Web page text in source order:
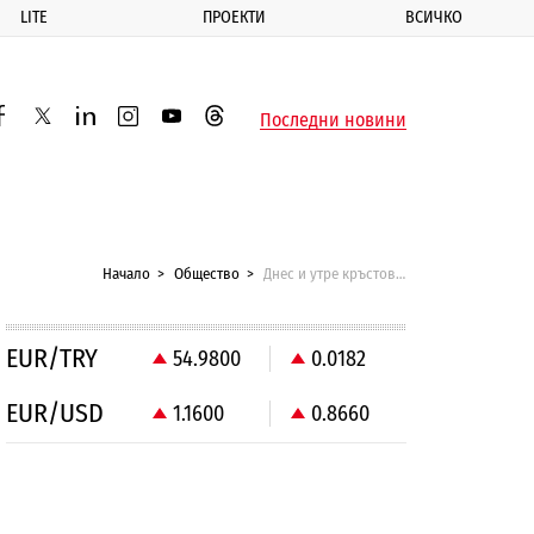
LITE ПРОЕКТИ ВСИЧКО
twitterlinkedininstagram
youtubethreadsПоследни новини
Начало Общество Днес и утре кръстовището при Ректората е затворено
EUR/TRY 54.9800 0.0182
EUR/USD 1.1600 0.8660